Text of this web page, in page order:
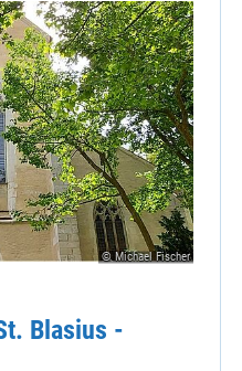
© Michael Fischer
Blasius -